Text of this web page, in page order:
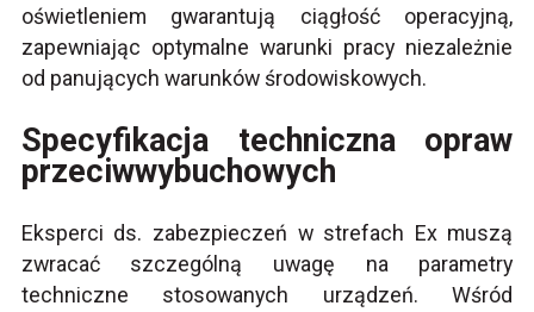
oświetleniem gwarantują ciągłość operacyjną,
zapewniając optymalne warunki pracy niezależnie
od panujących warunków środowiskowych.
Specyfikacja techniczna opraw
przeciwwybuchowych
Eksperci ds. zabezpieczeń w strefach Ex muszą
zwracać szczególną uwagę na parametry
techniczne stosowanych urządzeń. Wśród